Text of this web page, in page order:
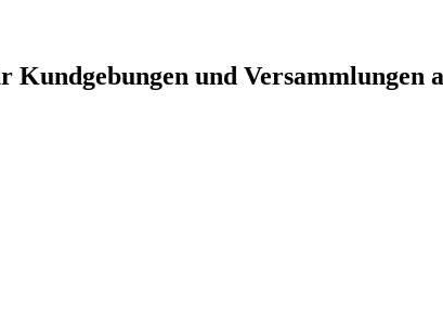
Kundgebungen und Versammlungen